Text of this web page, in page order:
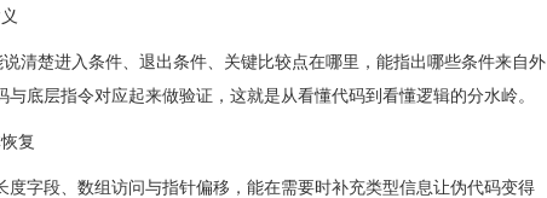
清楚进入条件、退出条件、关键比较点在哪里，能指出哪些条件来自外
底层指令对应起来做验证，这就是从看懂代码到看懂逻辑的分水岭。
复
度字段、数组访问与指针偏移，能在需要时补充类型信息让伪代码变得